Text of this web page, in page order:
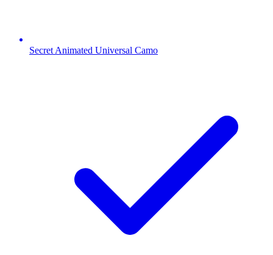
Secret Animated Universal Camo